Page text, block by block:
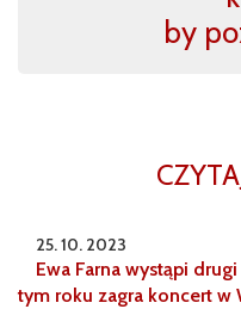
by
25. 10. 2023
Ewa Farna wystąpi
tym roku zagra koncert w